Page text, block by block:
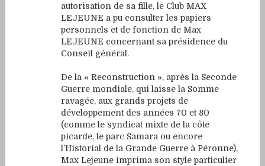
autorisation de sa fille, le Club MAX
LEJEUNE a pu consulter les papiers
personnels et de fonction de Max
LEJEUNE concernant sa présidence du
Conseil général.
De la « Reconstruction », après la Seconde
Guerre mondiale, qui laisse la Somme
ravagée, aux grands projets de
développement des années 70 et 80
(comme le syndicat mixte de la côte
picarde, le parc Samara ou encore
l’Historial de la Grande Guerre à Péronne),
Max Lejeune imprima son style particulier